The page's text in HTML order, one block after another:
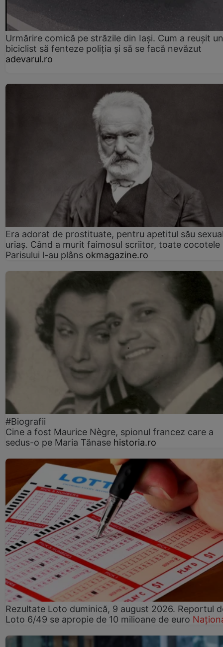
Urmărire comică pe străzile din Iași. Cum a reușit un
biciclist să fenteze poliția și să se facă nevăzut
adevarul.ro
Era adorat de prostituate, pentru apetitul său
uriaș. Când a murit faimosul scriitor, toate cocotele
Parisului l-au plâns okmagazine.ro
#Biografii
Cine a fost Maurice Nègre, spionul francez care a
sedus-o pe Maria Tănase historia.ro
Rezultate Loto duminică, 9 august 2026. Reportul
Loto 6/49 se apropie de 10 milioane de euro